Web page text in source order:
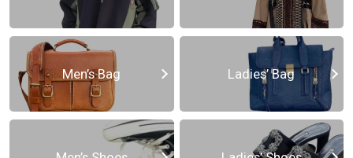
Men’s Bag Ladies’ Bag